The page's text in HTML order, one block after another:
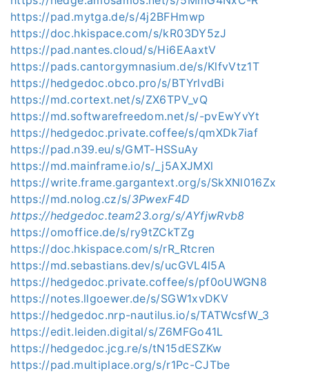
https://pad.mytga.de/s/4j2BFHmwp
https://doc.hkispace.com/s/kR03DY5zJ
https://pad.nantes.cloud/s/Hi6EAaxtV
https://pads.cantorgymnasium.de/s/KlfvVtz1T
https://hedgedoc.obco.pro/s/BTYrlvdBi
https://md.cortext.net/s/ZX6TPV_vQ
https://md.softwarefreedom.net/s/-pvEwYvYt
https://hedgedoc.private.coffee/s/qmXDk7iaf
https://pad.n39.eu/s/GMT-HSSuAy
https://md.mainframe.io/s/_j5AXJMXl
https://write.frame.gargantext.org/s/SkXNl016Zx
https://md.nolog.cz/s/3PwexF4D
https://hedgedoc.team23.org/s/AYfjwRvb8
https://omoffice.de/s/ry9tZCkTZg
https://doc.hkispace.com/s/rR_Rtcren
https://md.sebastians.dev/s/ucGVL4l5A
https://hedgedoc.private.coffee/s/pf0oUWGN8
https://notes.llgoewer.de/s/SGW1xvDKV
https://hedgedoc.nrp-nautilus.io/s/TATWcsfW_3
https://edit.leiden.digital/s/Z6MFGo41L
https://hedgedoc.jcg.re/s/tN15dESZKw
https://pad.multiplace.org/s/r1Pc-CJTbe